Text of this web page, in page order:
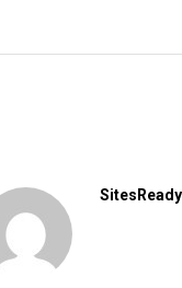
SitesReady